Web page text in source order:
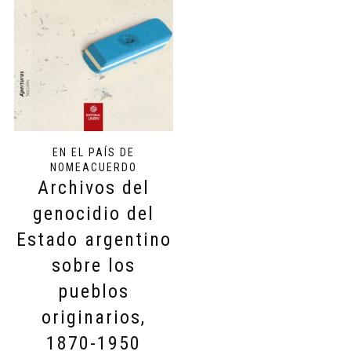
EN EL PAÍS DE
NOMEACUERDO
Archivos del
genocidio del
Estado argentino
sobre los
pueblos
originarios,
1870-1950